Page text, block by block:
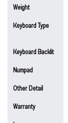
Weight
Keyboard Type
Keyboard Backlit
Numpad
Other Detail
Warranty